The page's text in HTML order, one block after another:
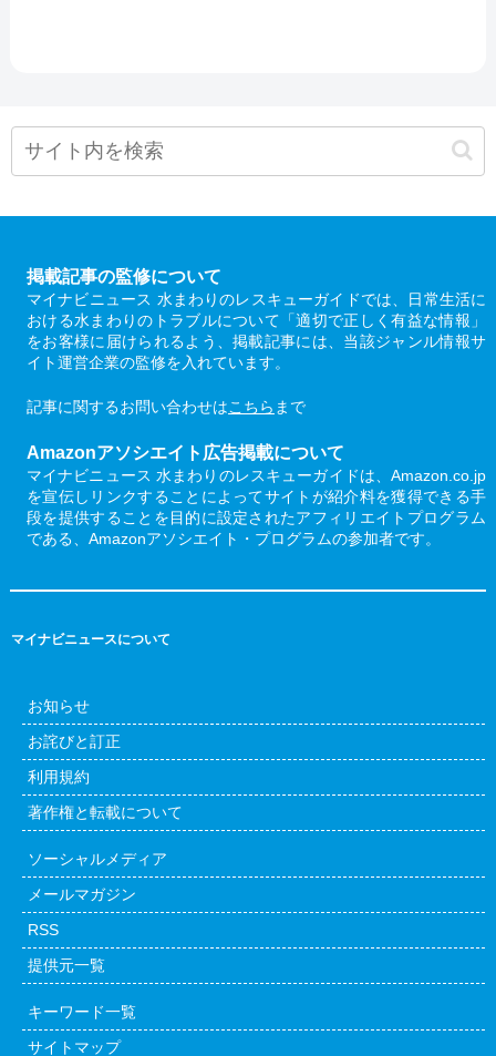
掲載記事の監修について
マイナビニュース 水まわりのレスキューガイドでは、日常生活に
おける水まわりのトラブルについて「適切で正しく有益な情報」
をお客様に届けられるよう、掲載記事には、当該ジャンル情報サ
イト運営企業の監修を入れています。
記事に関するお問い合わせはこちら まで
Amazonアソシエイト広告掲載について
マイナビニュース 水まわりのレスキューガイドは、Amazon.co.jp
を宣伝しリンクすることによってサイトが紹介料を獲得できる手
段を提供することを目的に設定されたアフィリエイトプログラム
である、Amazonアソシエイト・プログラムの参加者です。
マイナビニュースについて
お知らせ
お詫びと訂正
利用規約
著作権と転載について
ソーシャルメディア
メールマガジン
RSS
提供元一覧
キーワード一覧
サイトマップ